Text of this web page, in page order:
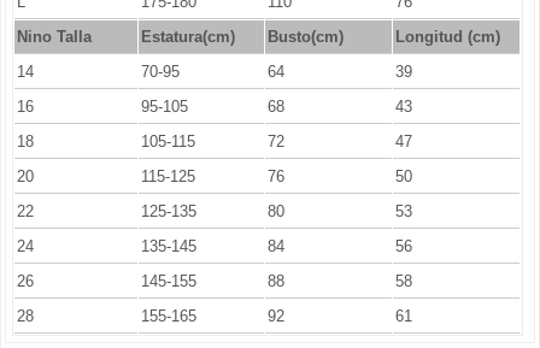
Nino Talla
Estatura(cm) Busto(cm)
Longitud (cm)
14
70-95 64
39
16
95-105 68
43
18
105-115 72
47
20
115-125 76
50
22
125-135 80
53
24
135-145 84
56
26
145-155 88
58
28
155-165 92 61